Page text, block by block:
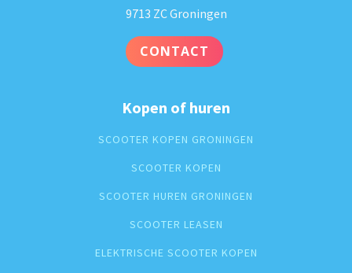
9713 ZC Groningen
CONTACT
Kopen of huren
SCOOTER KOPEN GRONINGEN
SCOOTER KOPEN
SCOOTER HUREN GRONINGEN
SCOOTER LEASEN
ELEKTRISCHE SCOOTER KOPEN